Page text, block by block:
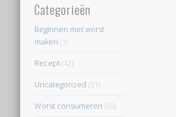
Categorieën
Beginnen met worst
maken (1)
Recept(42)
Uncategorized (51)
Worst consumeren (69)